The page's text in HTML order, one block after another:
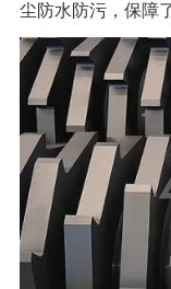
尘防水防污，保障